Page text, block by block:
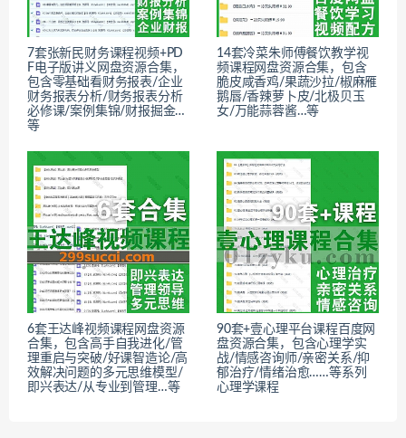
7套张新民财务课程视频+PD
F电子版讲义网盘资源合集，
包含零基础看财务报表/企业
财务报表分析/财务报表分析
必修课/案例集锦/财报掘金…
等
14套冷菜朱师傅餐饮教学视
频课程网盘资源合集，包含
脆皮咸香鸡/果蔬沙拉/椒麻雁
鹅唇/香辣萝卜皮/北极贝玉
女/万能蒜蓉酱…等
6套王达峰视频课程网盘资源
合集，包含高手自我进化/管
理重启与突破/好课智造论/高
效解决问题的多元思维模型/
即兴表达/从专业到管理…等
90套+壹心理平台课程百度网
盘资源合集，包含心理学实
战/情感咨询师/亲密关系/抑
郁治疗/情绪治愈……等系列
心理学课程